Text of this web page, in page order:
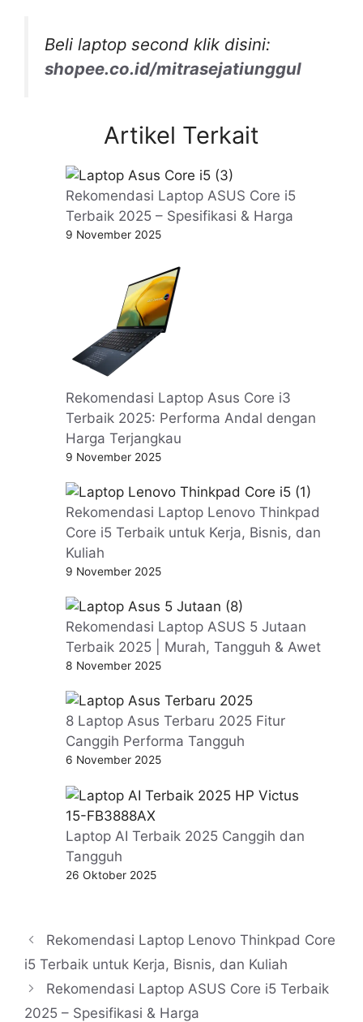
Beli laptop second klik disini:
shopee.co.id/mitrasejatiunggul
Artikel Terkait
Rekomendasi Laptop ASUS Core i5
Terbaik 2025 – Spesifikasi & Harga
9 November 2025
Rekomendasi Laptop Asus Core i3
Terbaik 2025: Performa Andal dengan
Harga Terjangkau
9 November 2025
Rekomendasi Laptop Lenovo Thinkpad
Core i5 Terbaik untuk Kerja, Bisnis, dan
Kuliah
9 November 2025
Rekomendasi Laptop ASUS 5 Jutaan
Terbaik 2025 | Murah, Tangguh & Awet
8 November 2025
8 Laptop Asus Terbaru 2025 Fitur
Canggih Performa Tangguh
6 November 2025
Laptop AI Terbaik 2025 Canggih dan
Tangguh
26 Oktober 2025
Rekomendasi Laptop Lenovo Thinkpad Core
i5 Terbaik untuk Kerja, Bisnis, dan Kuliah
Rekomendasi Laptop ASUS Core i5 Terbaik
2025 – Spesifikasi & Harga